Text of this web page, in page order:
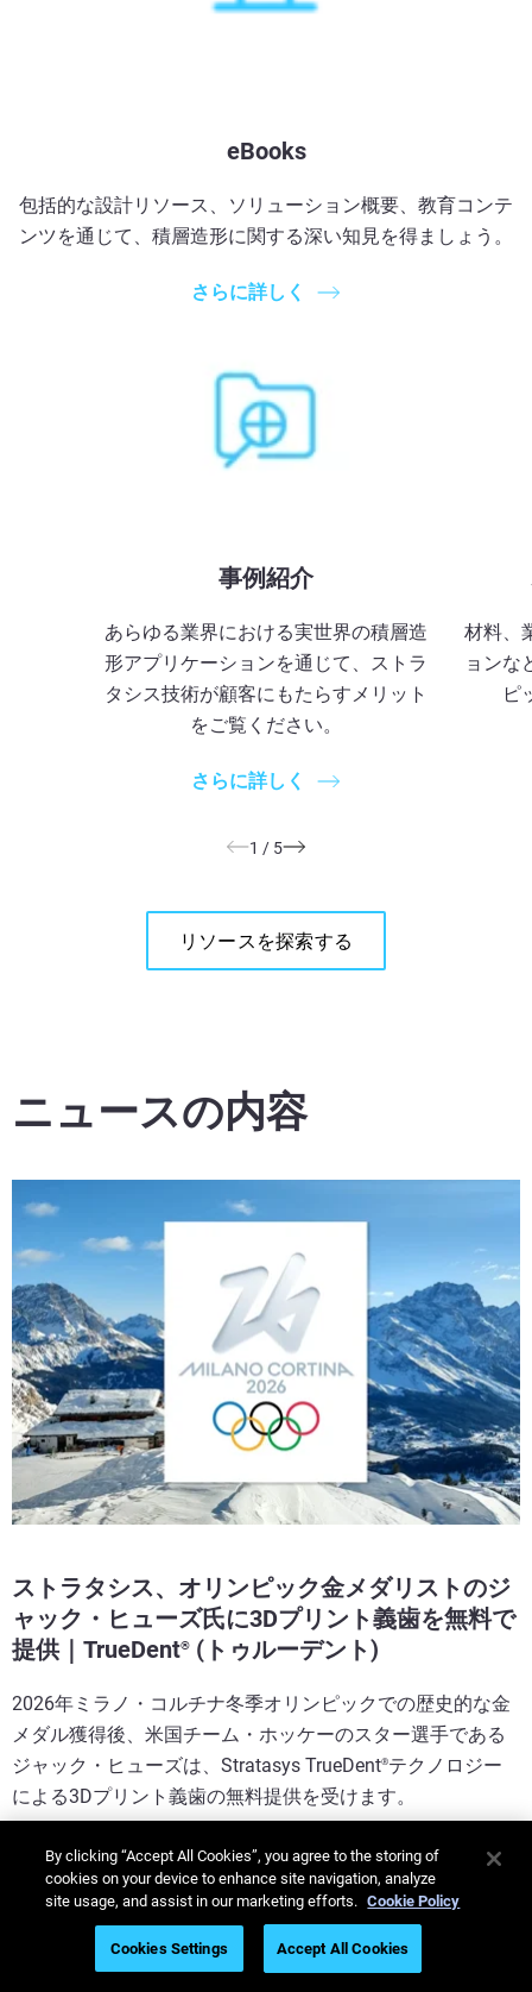
eBooks
包括的な設計リソース、ソリューション概要、教育コンテ
ンツを通じて、積層造形に関する深い知見を得ましょう。
さらに詳しく
事例紹介
あらゆる業界における実世界の積層造
形アプリケーションを通じて、ストラ
タシス技術が顧客にもたらすメリット
をご覧ください。
さらに詳しく
材料、
ョンな
ピ
1 / 5
リソースを探索する
ニュースの内容
ストラタシス、オリンピック金メダリストのジ
ャック・ヒューズ氏に3Dプリント義歯を無料で
提供｜TrueDent® (トゥルーデント)
2026年ミラノ・コルチナ冬季オリンピックでの歴史的な金
メダル獲得後、米国チーム・ホッケーのスター選手である
ジャック・ヒューズは、Stratasys TrueDent®テクノロジー
による3Dプリント義歯の無料提供を受けます。
もっと見る
By clicking “Accept All Cookies”, you agree to the storing of
cookies on your device to enhance site navigation, analyze
site usage, and assist in our marketing efforts. Cookie Policy
Cookies Settings Accept All Cookies